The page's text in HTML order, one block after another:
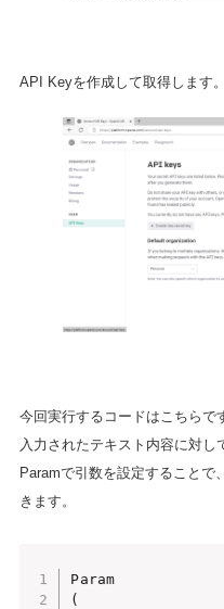
API Keyを作成して取得します。
今回実行するコードはこちらで
入力されたテキスト内容に対し
Paramで引数を設定することで
きます。
Param
(